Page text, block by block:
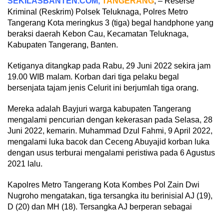
Kriminal (Reskrim) Polsek Teluknaga, Polres Metro
Tangerang Kota meringkus 3 (tiga) begal handphone yang
beraksi daerah Kebon Cau, Kecamatan Teluknaga,
Kabupaten Tangerang, Banten.
Ketiganya ditangkap pada Rabu, 29 Juni 2022 sekira jam
19.00 WIB malam. Korban dari tiga pelaku begal
bersenjata tajam jenis Celurit ini berjumlah tiga orang.
Mereka adalah Bayjuri warga kabupaten Tangerang
mengalami pencurian dengan kekerasan pada Selasa, 28
Juni 2022, kemarin. Muhammad Dzul Fahmi, 9 April 2022,
mengalami luka bacok dan Ceceng Abuyajid korban luka
dengan usus terburai mengalami peristiwa pada 6 Agustus
2021 lalu.
Kapolres Metro Tangerang Kota Kombes Pol Zain Dwi
Nugroho mengatakan, tiga tersangka itu berinisial AJ (19),
D (20) dan MH (18). Tersangka AJ berperan sebagai